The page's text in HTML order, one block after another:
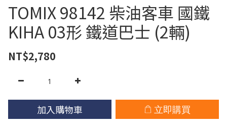
TOMIX 98142 柴油客車 國鐵
KIHA 03形 鐵道巴士 (2輛)
NT$2,780
加入購物車 立即購買